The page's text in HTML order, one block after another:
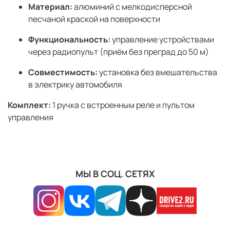
Материал:алюминий с мелкодисперсной
песчаной краской на поверхности
Функциональность:управление устройствами
через радиопульт (приём без преград до 50 м)
Совместимость:установка без вмешательства
в электрику автомобиля
Комплект: 1 ручка с встроенным реле и пультом
управления
МЫ В СОЦ. СЕТЯХ